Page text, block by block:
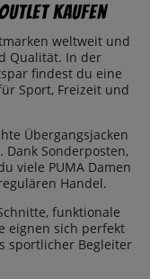
Outlet kaufen
weltweit und
Qualität. In der
findest du eine
Sport, Freizeit und
Übergangsjacken
Sonderposten,
viele PUMA Damen
Handel.
funktionale
eignen sich perfekt
sportlicher Begleiter